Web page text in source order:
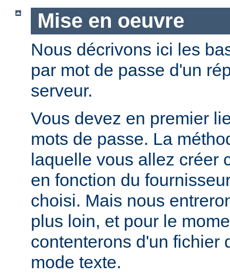
Mise en oeuvre
Nous décrivons ici les
par mot de passe d'un
serveur.
Vous devez en premier
mots de passe. La
laquelle vous allez créer
en fonction du
choisi. Mais nous
plus loin, et pour le
contenterons d'un fichier
mode texte.